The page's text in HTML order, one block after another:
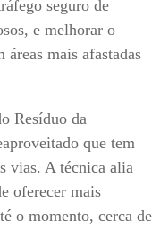
seguro de
e melhorar o
mais afastadas
Resíduo da
que tem
vias. A técnica alia
oferecer mais
o momento, cerca de